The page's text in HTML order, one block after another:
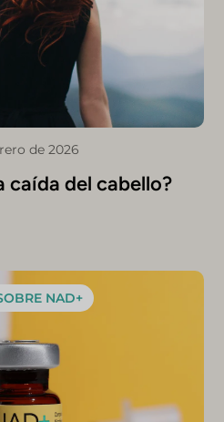
de 2026
caída del cabello?
NAD+